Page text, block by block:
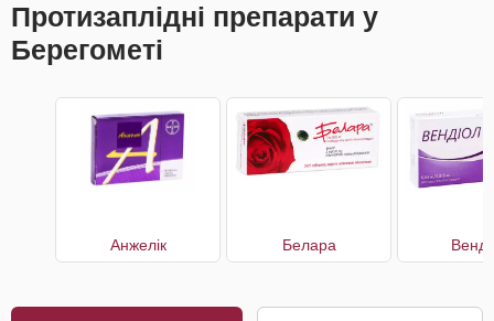
Протизаплідні препарати у
Берегометі
Анжелік Белара